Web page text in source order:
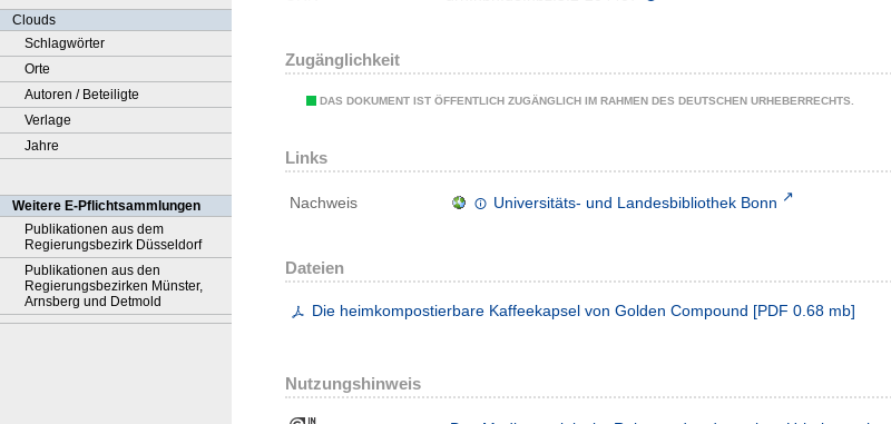
Clouds
Schlagwörter
Orte
Autoren / Beteiligte
Verlage
Jahre
Weitere E-Pflichtsammlungen
Publikationen aus dem
Regierungsbezirk Düsseldorf
Publikationen aus den
Regierungsbezirken Münster,
Arnsberg und Detmold
Zugänglichkeit
DAS DOKUMENT IST ÖFFENTLICH ZUGÄNGLICH IM RAHMEN DES DEUTSCHEN URHEBERRECHTS.
Links
Nachweis Universitäts- und Landesbibliothek Bonn
Dateien
Die heimkompostierbare Kaffeekapsel von Golden Compound [PDF 0.68 mb]
Nutzungshinweis